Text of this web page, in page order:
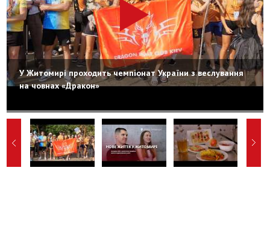
У Житомирі проходить чемпіонат України з веслування
на човнах «Дракон»